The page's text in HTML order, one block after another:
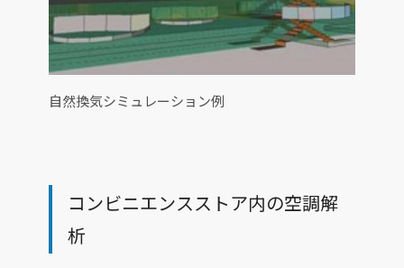
自然換気シミュレーション例
コンビニエンスストア内の空調解
析